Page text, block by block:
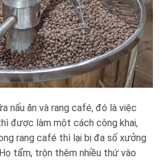
nấu ăn và rang café, đó là việc
được làm một cách công khai,
rang café thì lại bị đa số xưởng
tẩm, trộn thêm nhiều thứ vào